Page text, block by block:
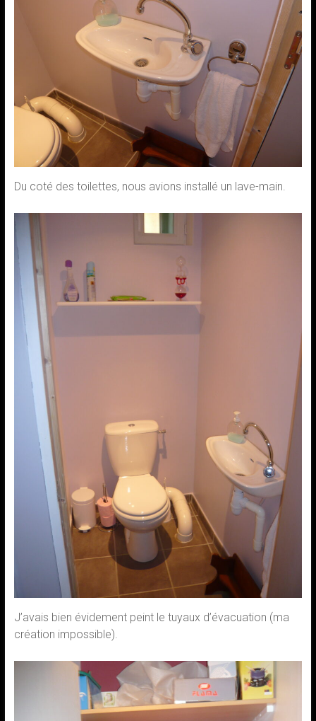
Du coté des toilettes, nous avions installé un lave-main.
J’avais bien évidement peint le tuyaux d’évacuation (ma
création impossible).